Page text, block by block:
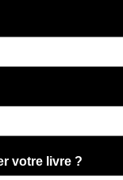
votre livre ?